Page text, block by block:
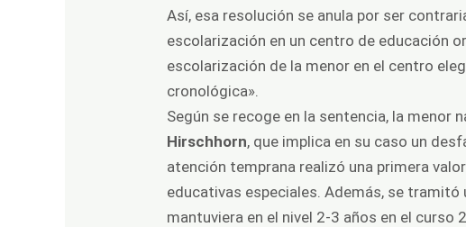
Así, esa resolución se anula por ser
escolarización en un centro de educación
escolarización de la menor en el centro
cronológica».
Según se recoge en la sentencia, la
Hirschhorn, que implica en su caso un
atención temprana realizó una primera
educativas especiales. Además, se tramitó
mantuviera en el nivel 2-3 años en el